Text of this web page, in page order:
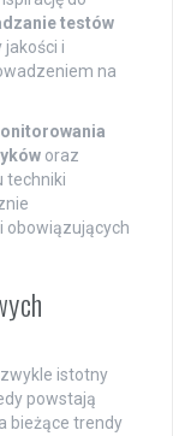
testów
i
na
oraz
techniki
obowiązujących
istotny
powstają
bieżące trendy